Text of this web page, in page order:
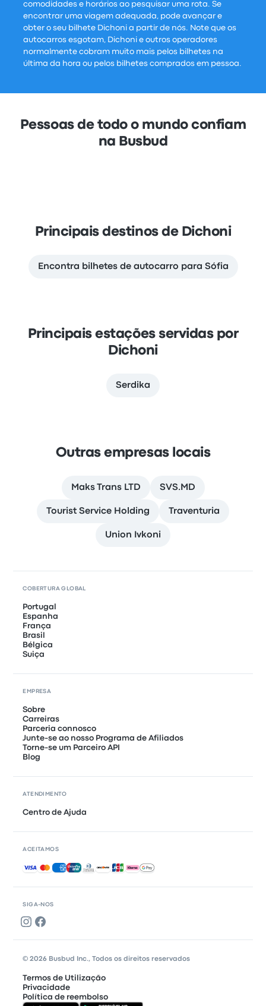
comodidades e horários ao pesquisar uma rota. Se
encontrar uma viagem adequada, pode avançar e
obter o seu bilhete Dichoni a partir de nós. Note que os
autocarros esgotam, Dichoni e outros operadores
normalmente cobram muito mais pelos bilhetes na
última da hora ou pelos bilhetes comprados em pessoa.
Pessoas de todo o mundo confiam
na Busbud
Principais destinos de Dichoni
Encontra bilhetes de autocarro para Sófia
Principais estações servidas por
Dichoni
Serdika
Outras empresas locais
Maks Trans LTD SVS.MD
Tourist Service Holding Traventuria
Union Ivkoni
SIGA-NOS
COBERTURA GLOBAL
Portugal
Espanha
França
Brasil
Bélgica
Suiça
EMPRESA
Sobre
Carreiras
Parceria connosco
Junte-se ao nosso Programa de Afiliados
Torne-se um Parceiro API
Blog
ATENDIMENTO
Centro de Ajuda
ACEITAMOS
Pagamentos aceites
© 2026 Busbud Inc., Todos os direitos reservados
Termos de Utilização
Privacidade
Política de reembolso